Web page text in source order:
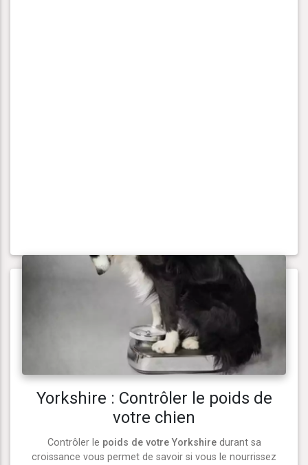
Yorkshire : Contrôler le poids de
votre chien
Contrôler le poids de votre Yorkshiredurant sa
croissance vous permet de savoir si vous le nourrissez